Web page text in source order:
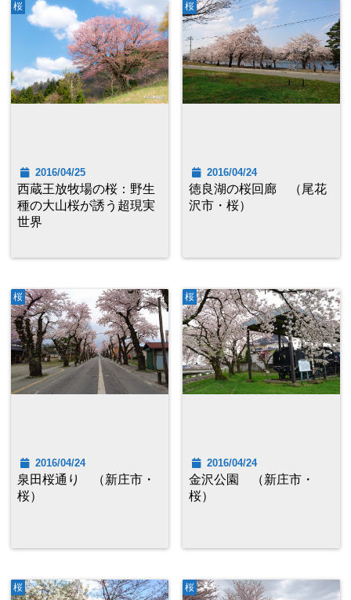
桜
2016/04/25
西蔵王放牧場の桜：野生
種の大山桜が誘う超現実
世界
桜
2016/04/24
徳良湖の桜回廊 （尾花
沢市・桜）
桜
2016/04/24
泉田桜通り （新庄市・
桜）
桜
2016/04/24
金沢公園 （新庄市・
桜）
桜 桜